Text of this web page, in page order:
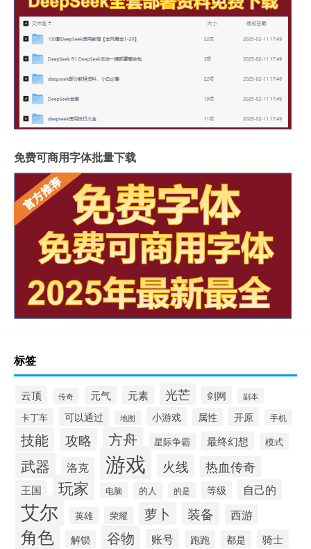
免费可商用字体批量下载
标签
云顶 传奇 元气 元素 光芒 剑网 副本
卡丁车 可以通过 地图 小游戏 属性 开原 手机
技能 攻略 方舟 星际争霸 最终幻想 模式
武器 洛克 游戏 火线 热血传奇
王国 玩家 电脑 的人 的是 等级 自己的
艾尔 英雄 荣耀 萝卜 装备 西游
角色 解锁 谷物 账号 跑跑 都是 骑士